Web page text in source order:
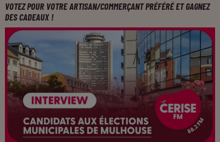
VOTEZ POUR VOTRE ARTISAN/COMMERÇANT PRÉFÉRÉ ET GAGNEZ
DES CADEAUX !